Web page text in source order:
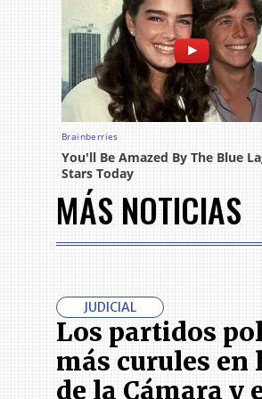
MÁS NOTICIAS
JUDICIAL
Los partidos
más curules en
de la Cámara y